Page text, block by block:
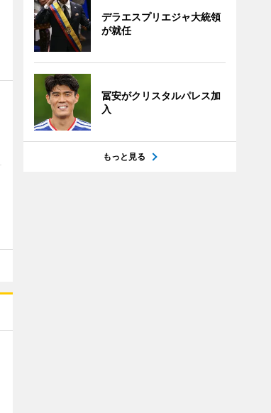
デラエスプリエジャ大統領
が就任
冨安がクリスタルパレス加
入
もっと見る